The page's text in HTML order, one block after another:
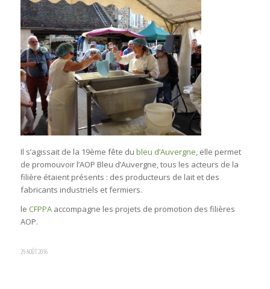
Il s’agissait de la 19ème fête du bleu d’Auvergne, elle permet
de promouvoir l’AOP Bleu d’Auvergne, tous les acteurs de la
filière étaient présents : des producteurs de lait et des
fabricants industriels et fermiers.
le CFPPAaccompagne les projets de promotion des filières
AOP.
29 AOÛT 2016